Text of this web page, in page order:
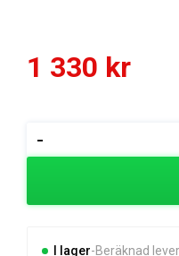
1 330 kr
-
VÄNSTER
I lager Beräknad